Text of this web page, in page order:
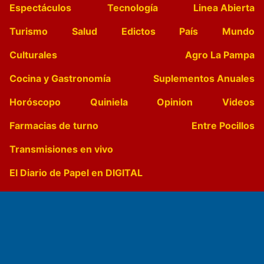
Espectáculos
Tecnología
Linea Abierta
Turismo
Salud Edictos País
Mundo
Culturales
Agro La Pampa
Cocina y Gastronomía
Suplementos Anuales
Horóscopo
Quiniela Opinion
Videos
Farmacias de turno
Entre Pocillos
Transmisiones en vivo
El Diario de Papel en DIGITAL